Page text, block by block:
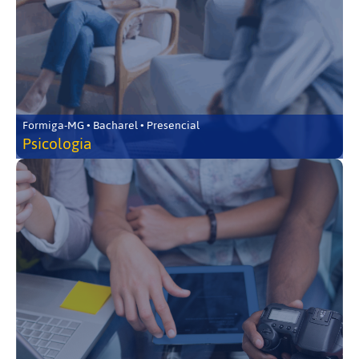
Formiga-MG • Bacharel • Presencial
Psicologia